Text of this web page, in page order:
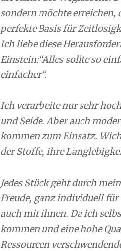
sondern möchte erreichen,
perfekte Basis für
Ich liebe diese
Einstein:“Alles sollte so
einfacher“.
Ich verarbeite nur sehr
und Seide. Aber auch
kommen zum Einsatz.
der Stoffe, ihre
Jedes Stück geht durch
Freude, ganz individuell
auch mit ihnen. Da ich
kommen und eine hohe
Ressourcen